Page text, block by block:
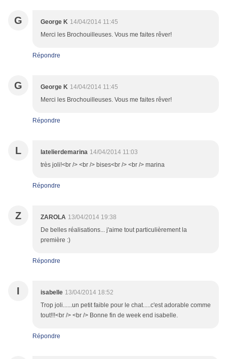
G George K 14/04/2014 11:45
Merci les Brochouilleuses. Vous me faites rêver!
Répondre
G George K 14/04/2014 11:45
Merci les Brochouilleuses. Vous me faites rêver!
Répondre
L latelierdemarina 14/04/2014 11:03
très joli!<br /> <br /> bises<br /> <br /> marina
Répondre
Z ZAROLA 13/04/2014 19:38
De belles réalisations... j'aime tout particulièrement la
première :)
Répondre
I isabelle 13/04/2014 18:52
Trop joli......un petit faible pour le chat.....c'est adorable comme
tout!!!<br /> <br /> Bonne fin de week end isabelle.
Répondre